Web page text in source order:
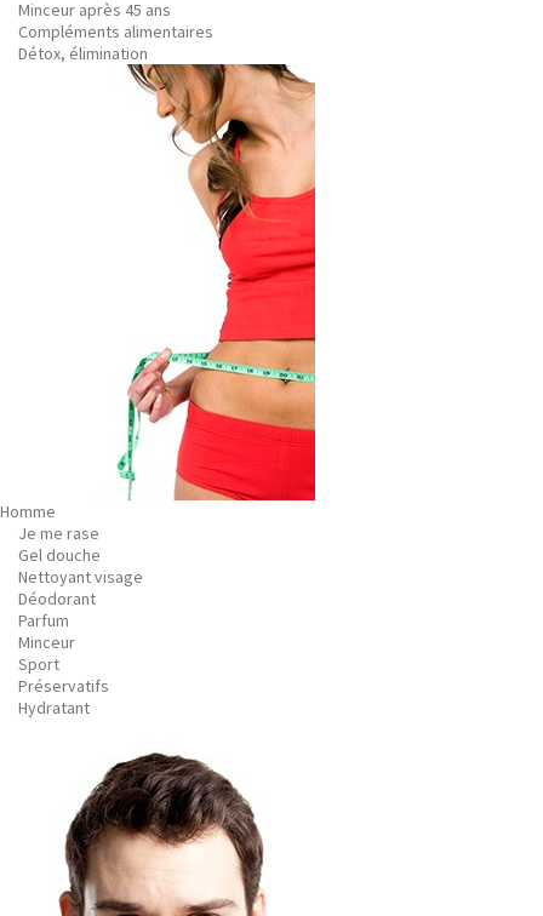
Minceur après 45 ans
Compléments alimentaires
Détox, élimination
Homme
Je me rase
Gel douche
Nettoyant visage
Déodorant
Parfum
Minceur
Sport
Préservatifs
Hydratant